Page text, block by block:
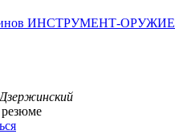
ИНСТРУМЕНТ-ОРУЖИЕ